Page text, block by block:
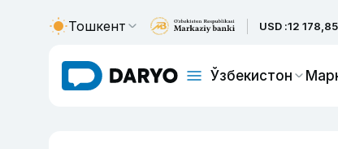
Тошкент USD :12 178,85
Ўзбекистон